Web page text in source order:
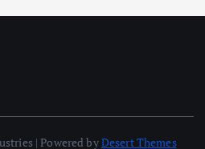
| Powered byDesert Themes